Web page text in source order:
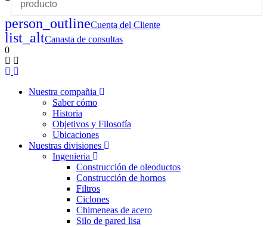
person_outlineCuenta del Cliente
list_altCanasta de consultas
0
Nuestra compañia
Saber cómo
Historia
Objetivos y Filosofía
Ubicaciones
Nuestras divisiones
Ingenieria
Construcción de oleoductos
Construcción de hornos
Filtros
Ciclones
Chimeneas de acero
Silo de pared lisa